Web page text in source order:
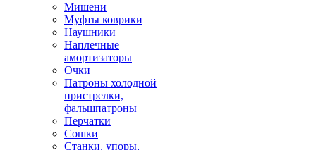
Мишени
Муфты коврики
Наушники
Наплечные
амортизаторы
Очки
Патроны холодной
пристрелки,
фальшпатроны
Перчатки
Сошки
Станки, упоры,